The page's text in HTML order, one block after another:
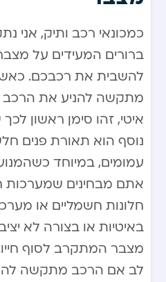
כמכונאי רכב ותיק, אני
ברורים המעידים על
להשבית את רכבכם.
מתקשה להניע את הרכב
איטי, זהו סימן ראשון
נוסף הוא תאורת פנים
עמומים, במיוחד
אתם מבחינים
חלונות חשמליים או
באיטיות או בצורה לא
מצבר המתקרב לסוף
לב אם הרכב מתקשה